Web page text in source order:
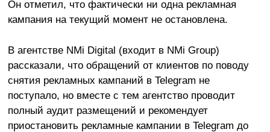
Он отметил, что фактически ни одна рекламная
кампания на текущий момент не остановлена.
В агентстве NMi Digital (входит в NMi Group)
рассказали, что обращений от клиентов по поводу
снятия рекламных кампаний в Telegram не
поступало, но вместе с тем агентство проводит
полный аудит размещений и рекомендует
приостановить рекламные кампании в Telegram до